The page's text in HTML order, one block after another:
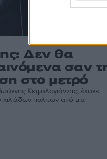
Δεν θα
σαν
στο μετρό
Κεφαλογιάννης, έκανε
πολιτών από μια